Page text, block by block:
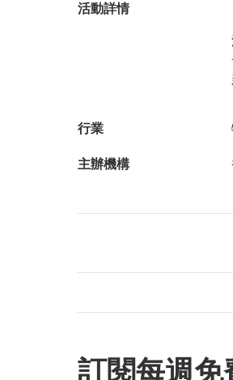
活動詳情
行業
主辦機構
訂閱每週免